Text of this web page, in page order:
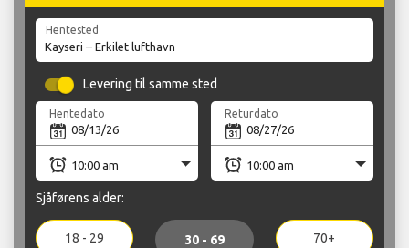
Hentested
Levering til samme sted
Hentedato Returdato
Sjåførens alder:
18 - 29 30 - 69 70+